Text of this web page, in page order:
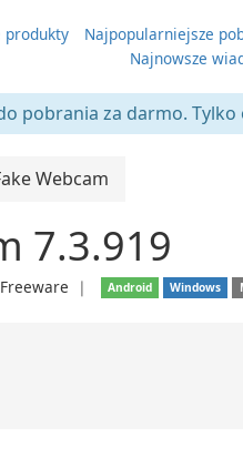
produkty Najpopularniejsze
Najnowsze
pobrania za darmo.
Webcam
7.3.919
Freeware ❘ Android Windows